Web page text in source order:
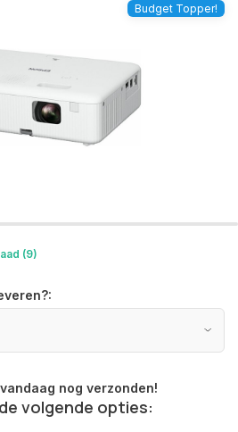
Budget Topper!
(9)
nog verzonden!
volgende opties: